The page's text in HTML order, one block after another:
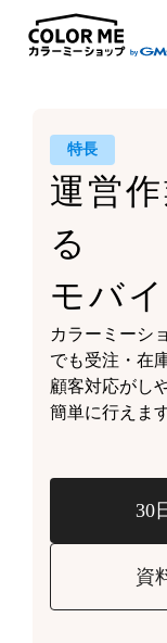
特長
運営
る
モバ
カラーミーシ
でも受注・在
顧客対応がし
簡単に行えます
30
資